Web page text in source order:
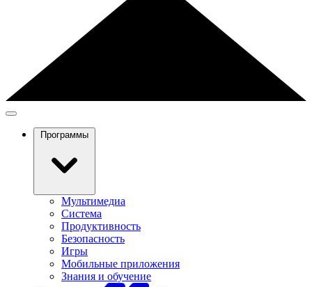
Программы
Мультимедиа
Система
Продуктивность
Безопасность
Игры
Мобильные приложения
Знания и обучение